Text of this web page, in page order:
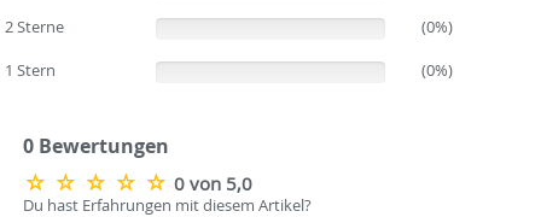
2 Sterne
(0%)
1 Stern
(0%)
0 Bewertungen
0 von 5,0
Du hast Erfahrungen mit diesem Artikel?